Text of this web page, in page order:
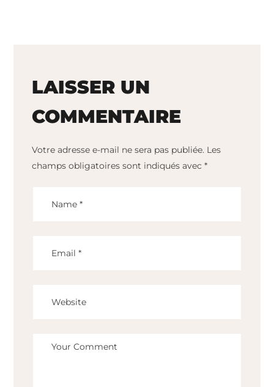
LAISSER UN
COMMENTAIRE
Votre adresse e-mail ne sera pas publiée. Les
champs obligatoires sont indiqués avec*